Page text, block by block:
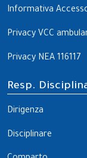
Informativa
Privacy VCC
Privacy NEA 116117
Resp.
Dirigenza
Disciplinare